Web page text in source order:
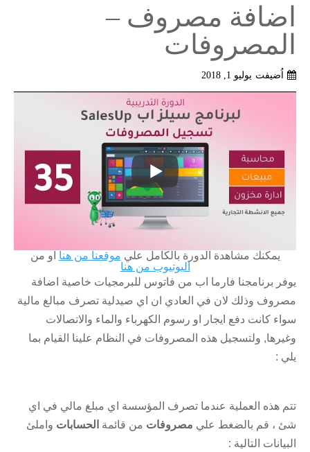
اضافة مصروف –
المصروفات
اُضيفت يوليو 1, 2018
يمكنك مشاهدة الدورة بالكامل علي موقعنا من هنا او من
اليوتيوب من هنا
يوفر برنامجنا فارما اب من فاتوس للبرمجيات خاصية اضافة
مصروف وذلك لان في العادي ان اي صيدلية تصرف مبالغ مالية
سواء كانت دفع ايجار او رسوم الكهرباء والماء والاتصالات
وغيرها, ولتسجيل هذه المصروفات في النظام علينا القيام بما
يلي :
تتم هذه العملية عندما تصرف المؤسسة اي مبلغ مالي في اي
شئ ، قم بالضغط علي مصروفات من قائمة الحسابات واملئ
البيانات التالية :